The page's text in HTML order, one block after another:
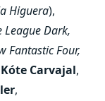
Higuera),
League Dark,
Fantastic Four,
Kóte Carvajal,
,